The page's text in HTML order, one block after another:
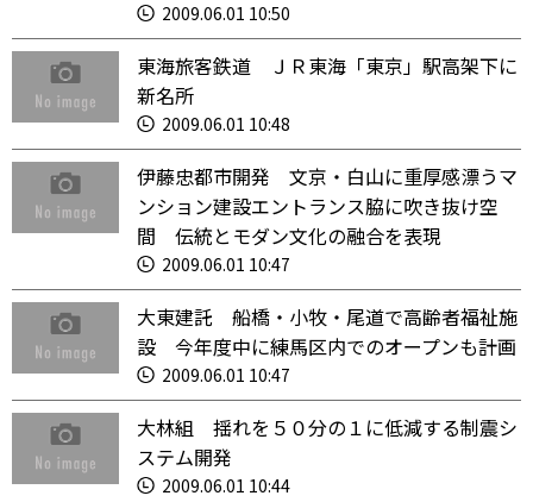
2009.06.01 10:50
東海旅客鉄道 ＪＲ東海「東京」駅高架下に
新名所
2009.06.01 10:48
伊藤忠都市開発 文京・白山に重厚感漂うマ
ンション建設エントランス脇に吹き抜け空
間 伝統とモダン文化の融合を表現
2009.06.01 10:47
大東建託 船橋・小牧・尾道で高齢者福祉施
設 今年度中に練馬区内でのオープンも計画
2009.06.01 10:47
大林組 揺れを５０分の１に低減する制震シ
ステム開発
2009.06.01 10:44